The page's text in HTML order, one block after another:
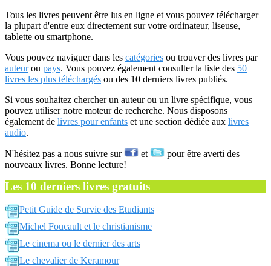
Tous les livres peuvent être lus en ligne et vous pouvez télécharger
la plupart d'entre eux directement sur votre ordinateur, liseuse,
tablette ou smartphone.
Vous pouvez naviguer dans les catégories ou trouver des livres par
auteurou pays. Vous pouvez également consulter la liste des 50
livres les plus téléchargés ou des 10 derniers livres publiés.
Si vous souhaitez chercher un auteur ou un livre spécifique, vous
pouvez utiliser notre moteur de recherche. Nous disposons
également de livres pour enfants et une section dédiée aux livres
audio.
N'hésitez pas a nous suivre sur et
pour être averti des
nouveaux livres. Bonne lecture!
Les 10 derniers livres gratuits
Petit Guide de Survie des Etudiants
Michel Foucault et le christianisme
Le cinema ou le dernier des arts
Le chevalier de Keramour